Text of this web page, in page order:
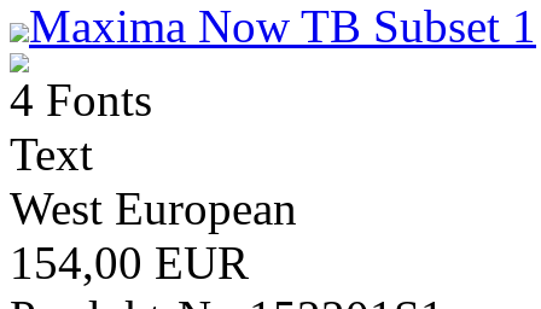
Maxima Now TB Subset 1
4 Fonts
Text
West European
154,00 EUR